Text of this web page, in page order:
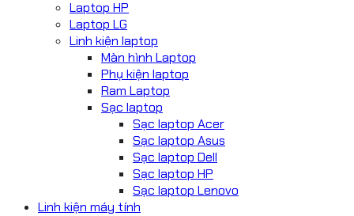
Laptop HP
Laptop LG
Linh kiện laptop
Màn hình Laptop
Phụ kiện laptop
Ram Laptop
Sạc laptop
Sạc laptop Acer
Sạc laptop Asus
Sạc laptop Dell
Sạc laptop HP
Sạc laptop Lenovo
Linh kiện máy tính